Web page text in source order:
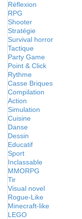
Réflexion
RPG
Shooter
Stratégie
Survival horror
Tactique
Party Game
Point & Click
Rythme
Casse Briques
Compilation
Action
Simulation
Cuisine
Danse
Dessin
Educatif
Sport
Inclassable
MMORPG
Tir
Visual novel
Rogue-Like
Minecraft-like
LEGO